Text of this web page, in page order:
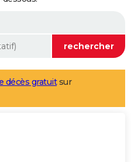
décès gratuitsur